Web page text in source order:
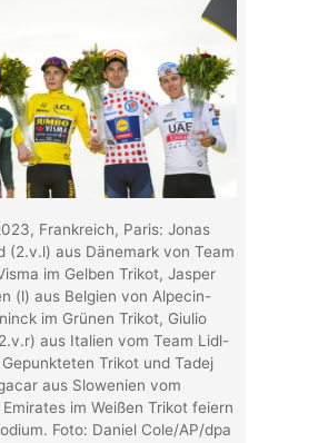
Frankreich, Paris: Jonas
(2.v.l) aus Dänemark von Team
im Gelben Trikot, Jasper
(l) aus Belgien von Alpecin-
im Grünen Trikot, Giulio
aus Italien vom Team Lidl-
Trikot und Tadej
aus Slowenien vom
Emirates im Weißen Trikot feiern
Foto: Daniel Cole/AP/dpa